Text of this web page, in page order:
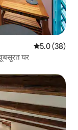
औसत रेटिंग 5
5.0 (38)
घर